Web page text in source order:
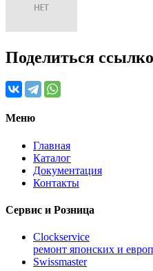
Поделиться
Меню
Главная
Каталог
Документация
Контакты
Сервис и Розница
Clockservice
ремонт японских и
Swissmaster